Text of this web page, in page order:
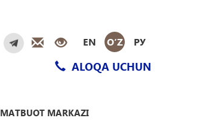
EN O‘Z РУ
ALOQA UCHUN
MATBUOT MARKAZI